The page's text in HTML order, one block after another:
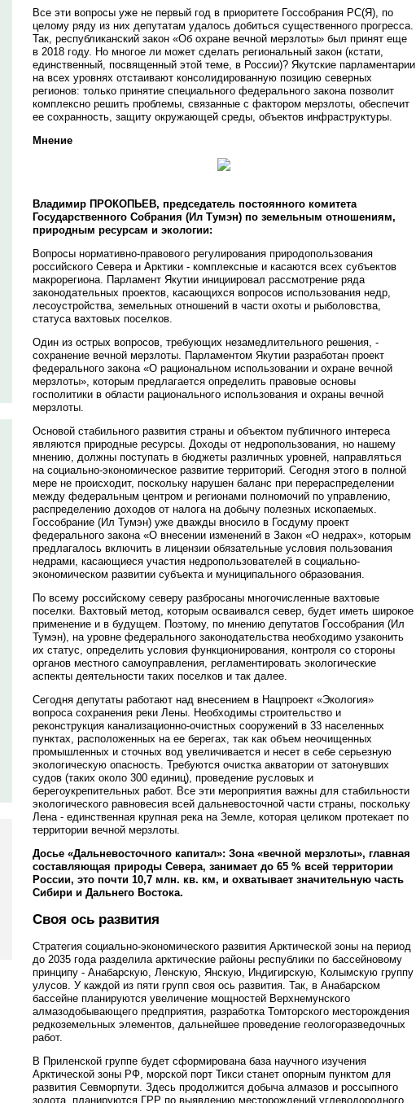
Все эти вопросы уже не первый год в приоритете Госсобрания РС(Я), по
целому ряду из них депутатам удалось добиться существенного прогресса.
Так, республиканский закон «Об охране вечной мерзлоты» был принят еще
в 2018 году. Но многое ли может сделать региональный закон (кстати,
единственный, посвященный этой теме, в России)? Якутские парламентарии
на всех уровнях отстаивают консолидированную позицию северных
регионов: только принятие специального федерального закона позволит
комплексно решить проблемы, связанные с фактором мерзлоты, обеспечит
ее сохранность, защиту окружающей среды, объектов инфраструктуры.
Мнение
Владимир ПРОКОПЬЕВ, председатель постоянного комитета
Государственного Собрания (Ил Тумэн) по земельным отношениям,
природным ресурсам и экологии:
Вопросы нормативно-правового регулирования природопользования
российского Севера и Арктики - комплексные и касаются всех субъектов
макрорегиона. Парламент Якутии инициировал рассмотрение ряда
законодательных проектов, касающихся вопросов использования недр,
лесоустройства, земельных отношений в части охоты и рыболовства,
статуса вахтовых поселков.
Один из острых вопросов, требующих незамедлительного решения, -
сохранение вечной мерзлоты. Парламентом Якутии разработан проект
федерального закона «О рациональном использовании и охране вечной
мерзлоты», которым предлагается определить правовые основы
госполитики в области рационального использования и охраны вечной
мерзлоты.
Основой стабильного развития страны и объектом публичного интереса
являются природные ресурсы. Доходы от недропользования, но нашему
мнению, должны поступать в бюджеты различных уровней, направляться
на социально-экономическое развитие территорий. Сегодня этого в полной
мере не происходит, поскольку нарушен баланс при перераспределении
между федеральным центром и регионами полномочий по управлению,
распределению доходов от налога на добычу полезных ископаемых.
Госсобрание (Ил Тумэн) уже дважды вносило в Госдуму проект
федерального закона «О внесении изменений в Закон «О недрах», которым
предлагалось включить в лицензии обязательные условия пользования
недрами, касающиеся участия недропользователей в социально-
экономическом развитии субъекта и муниципального образования.
По всему российскому северу разбросаны многочисленные вахтовые
поселки. Вахтовый метод, которым осваивался север, будет иметь широкое
применение и в будущем. Поэтому, по мнению депутатов Госсобрания (Ил
Тумэн), на уровне федерального законодательства необходимо узаконить
их статус, определить условия функционирования, контроля со стороны
органов местного самоуправления, регламентировать экологические
аспекты деятельности таких поселков и так далее.
Сегодня депутаты работают над внесением в Нацпроект «Экология»
вопроса сохранения реки Лены. Необходимы строительство и
реконструкция канализационно-очистных сооружений в 33 населенных
пунктах, расположенных на ее берегах, так как объем неочищенных
промышленных и сточных вод увеличивается и несет в себе серьезную
экологическую опасность. Требуются очистка акватории от затонувших
судов (таких около 300 единиц), проведение русловых и
берегоукрепительных работ. Все эти мероприятия важны для стабильности
экологического равновесия всей дальневосточной части страны, поскольку
Лена - единственная крупная река на Земле, которая целиком протекает по
территории вечной мерзлоты.
Досье «Дальневосточного капитал»: Зона «вечной мерзлоты», главная
составляющая природы Севера, занимает до 65 % всей территории
России, это почти 10,7 млн. кв. км, и охватывает значительную часть
Сибири и Дальнего Востока.
Своя ось развития
Стратегия социально-экономического развития Арктической зоны на период
до 2035 года разделила арктические районы республики по бассейновому
принципу - Анабарскую, Ленскую, Янскую, Индигирскую, Колымскую группу
улусов. У каждой из пяти групп своя ось развития. Так, в Анабарском
бассейне планируются увеличение мощностей Верхнемунского
алмазодобывающего предприятия, разработка Томторского месторождения
редкоземельных элементов, дальнейшее проведение геологоразведочных
работ.
В Приленской группе будет сформирована база научного изучения
Арктической зоны РФ, морской порт Тикси станет опорным пунктом для
развития Севморпути. Здесь продолжится добыча алмазов и россыпного
золота, планируются ГРР по выявлению месторождений углеводородного